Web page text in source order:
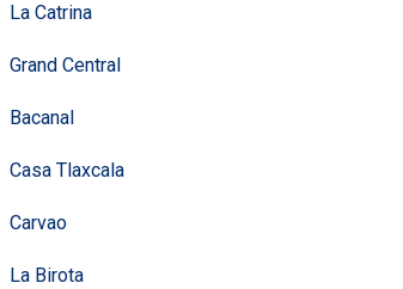
La Catrina
Grand Central
Bacanal
Casa Tlaxcala
Carvao
La Birota